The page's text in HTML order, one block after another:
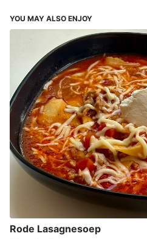
YOU MAY ALSO ENJOY
Rode Lasagnesoep